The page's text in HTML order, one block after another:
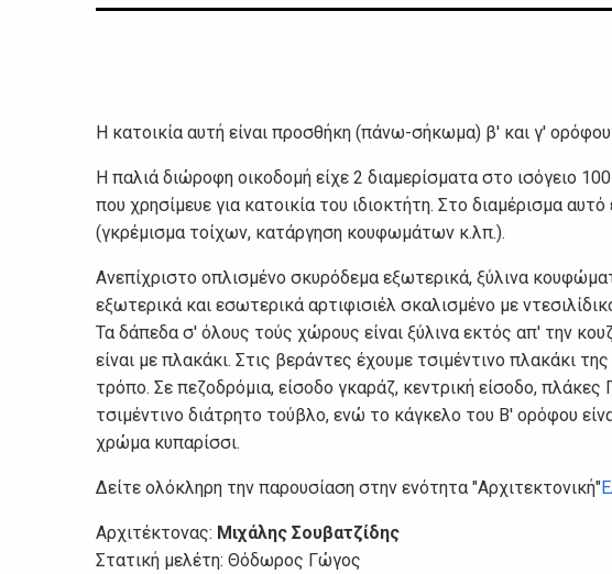
Η κατοικία αυτή είναι προσθήκη (πάνω-σήκωμα) β' και γ'
Η παλιά διώροφη οικοδομή είχε 2 διαμερίσματα στο ισόγειο
που χρησίμευε για κατοικία του ιδιοκτήτη. Στο διαμέρισμα
(γκρέμισμα τοίχων, κατάργηση κουφωμάτων κ.λπ.).
Ανεπίχριστο οπλισμένο σκυρόδεμα εξωτερικά, ξύλινα
εξωτερικά και εσωτερικά αρτιφισιέλ σκαλισμένο με
Τα δάπεδα σ' όλους τούς χώρους είναι ξύλινα εκτός απ' την
είναι με πλακάκι. Στις βεράντες έχουμε τσιμέντινο πλακάκι
τρόπο. Σε πεζοδρόμια, είσοδο γκαράζ, κεντρική είσοδο,
τσιμέντινο διάτρητο τούβλο, ενώ το κάγκελο του Β' ορόφου
χρώμα κυπαρίσσι.
Δείτε ολόκληρη την παρουσίαση στην ενότητα "Αρχιτεκτονική"
Αρχιτέκτονας: Μιχάλης Σουβατζίδης
Στατική μελέτη: Θόδωρος Γώγος